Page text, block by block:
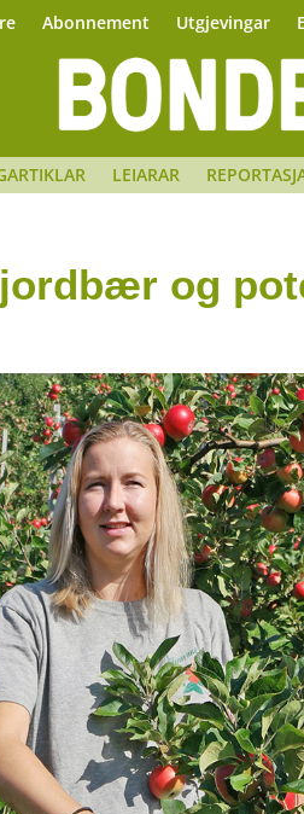
Abonnement Utgjevingar
LEIARAR
og